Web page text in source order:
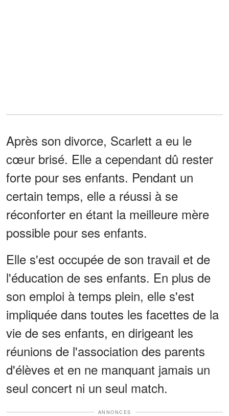
Après son divorce, Scarlett a eu le
cœur brisé. Elle a cependant dû rester
forte pour ses enfants. Pendant un
certain temps, elle a réussi à se
réconforter en étant la meilleure mère
possible pour ses enfants.
Elle s'est occupée de son travail et de
l'éducation de ses enfants. En plus de
son emploi à temps plein, elle s'est
impliquée dans toutes les facettes de la
vie de ses enfants, en dirigeant les
réunions de l'association des parents
d'élèves et en ne manquant jamais un
seul concert ni un seul match.
ANNONCES